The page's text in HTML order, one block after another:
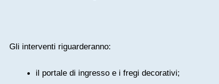
Gli interventi riguarderanno:
il portale di ingresso e i fregi decorativi;